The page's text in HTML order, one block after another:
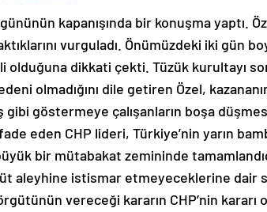
kapanışında bir konuşma yaptı.
vurguladı. Önümüzdeki iki gün
olduğuna dikkati çekti. Tüzük kurultayı
olmadığını dile getiren Özel,
göstermeye çalışanların boşa
eden CHP lideri, Türkiye’nin yarın
bir mütabakat zemininde
aleyhine istismar etmeyeceklerine dair
vereceği kararın CHP’nin kararı